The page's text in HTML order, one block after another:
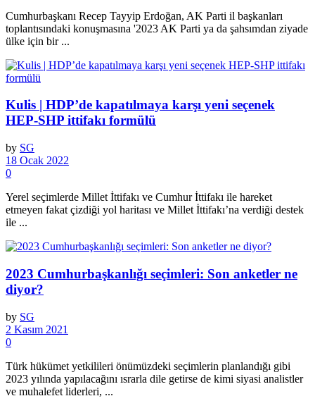
Cumhurbaşkanı Recep Tayyip Erdoğan, AK Parti il başkanları
toplantısındaki konuşmasına '2023 AK Parti ya da şahsımdan ziyade
ülke için bir ...
Kulis | HDP’de kapatılmaya karşı yeni seçenek
HEP-SHP ittifakı formülü
by SG
18 Ocak 2022
0
Yerel seçimlerde Millet İttifakı ve Cumhur İttifakı ile hareket
etmeyen fakat çizdiği yol haritası ve Millet İttifakı’na verdiği destek
ile ...
2023 Cumhurbaşkanlığı seçimleri: Son anketler ne
diyor?
by SG
2 Kasım 2021
0
Türk hükümet yetkilileri önümüzdeki seçimlerin planlandığı gibi
2023 yılında yapılacağını ısrarla dile getirse de kimi siyasi analistler
ve muhalefet liderleri, ...